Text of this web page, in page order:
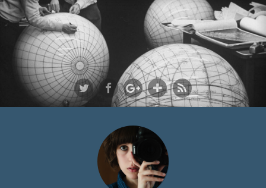
Ich bin Fyn,
23, und
wohne in
Köln